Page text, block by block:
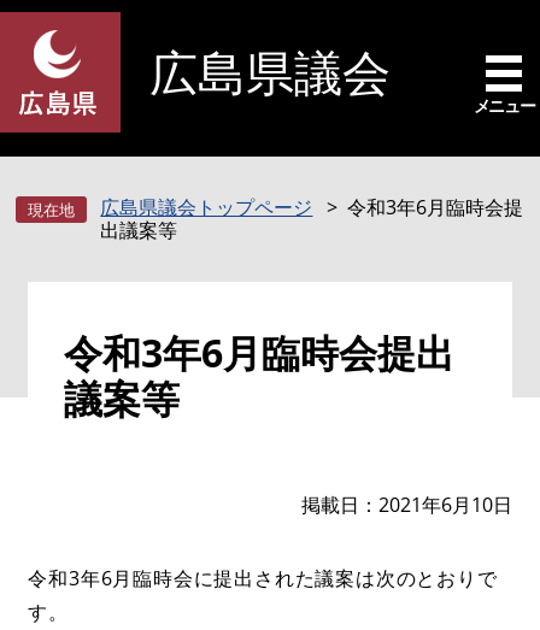
ペ
先
頭
す
メ
を
飛
し
広島県議会
メニュー
広島県議会トップページ
令和3年6月臨時会提
出議案等
令和3年6月臨時会提出
議案等
掲載日 2021年6月10日
令和3年6月臨時会に提出された議案は次のとおりで
す。